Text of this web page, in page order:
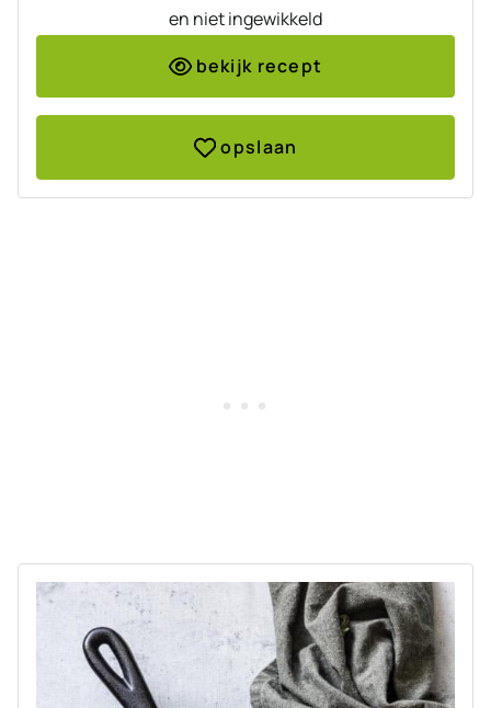
en niet ingewikkeld
bekijk recept
opslaan